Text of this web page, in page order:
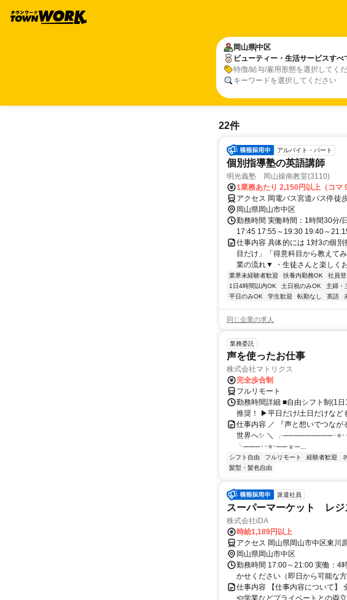
岡山県中区
ビューティー・生活サービスすべ
特徴/給与/雇用形態を選択してく
キーワードを選択してください
22件
アルバイト・パート
個別指導塾の英語講師
明光義塾 岡山操南教室(3110)
1業務あたり 2,150円以上（コマ
アクセス 岡電バス宮道バス停徒
岡山県岡山市中区
勤務時間 実働時間：1時間30分/
17:45 17:55～19:30 19:40～
仕事内容 具体的には 1対3の個
目だけ」「得意科目から教えて
業の流れ▼ ・生徒さんと楽しく
業界未経験者歓迎 扶養内勤務OK 社員登
1日4時間以内OK
土日祝のみOK 主婦・
平日のみOK
学生歓迎 転勤なし 英語
同じ企業の求人
業務委託
声を使ったお仕事
株式会社マトリクス
完全歩合制
フルリモート
勤務時間詳細 ■自由シフト制(1
推奨！ ▶平日だけ/土日だけなど
仕事内容 ／ 『声と想いでつな
世界へ✨ ＼ ╭─────────･⭐･
╰───･･⭐･──ｖ─...
シフト自由 フルリモート 経験者歓迎
髪型・髪色自由
派遣社員
スーパーマーケット レ
株式会社iDA
時給1,189円以上
アクセス 岡山県岡山市中区東川
岡山県岡山市中区
勤務時間 17:00～21:00 実働：4
かせください（即日から可能な方
仕事内容 【仕事内容について】
や学業などプライベートとの両